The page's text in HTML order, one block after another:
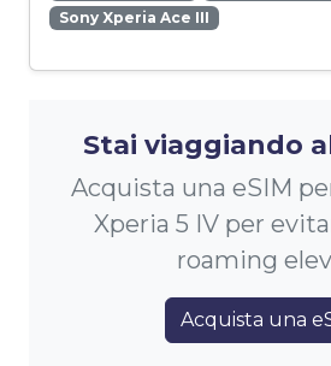
Sony Xperia Ace III
Stai viaggiando
Acquista una eSIM
Xperia 5 IV per
roaming
Acquista una